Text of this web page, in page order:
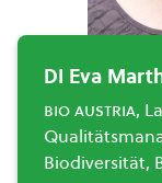
DI Eva
bio austria,
Biodiversität,